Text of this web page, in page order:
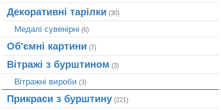
Декоративні тарілки (30)
Медалі сувенірні (6)
Об'ємні картини (7)
Вітражі з бурштином (3)
Вітражні вироби (3)
Прикраси з бурштину (221)